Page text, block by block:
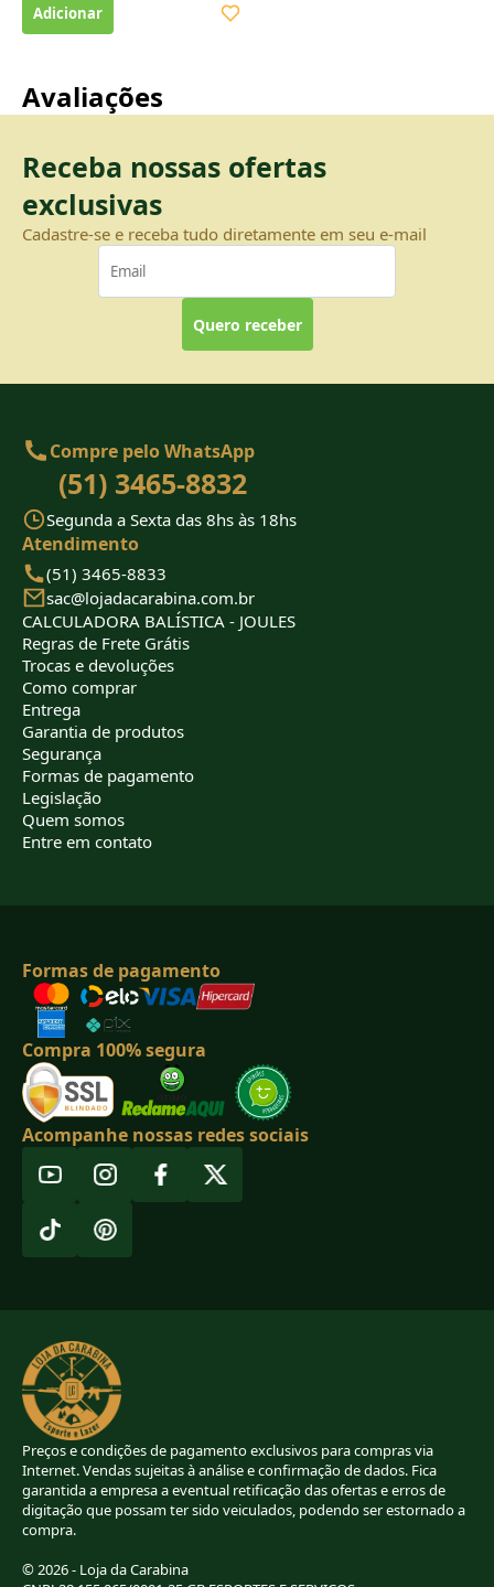
Avaliações
Receba nossas ofertas
exclusivas
Cadastre-se e receba tudo diretamente em seu e-mail
Quero receber
Compre pelo WhatsApp
(51) 3465-8832
Segunda a Sexta das 8hs às 18hs
Atendimento
(51) 3465-8833
sac@lojadacarabina.com.br
CALCULADORA BALÍSTICA - JOULES
Regras de Frete Grátis
Trocas e devoluções
Como comprar
Entrega
Garantia de produtos
Segurança
Formas de pagamento
Legislação
Quem somos
Entre em contato
Formas de pagamento
Compra 100% segura
Acompanhe nossas redes sociais
Preços e condições de pagamento exclusivos para compras via
Internet. Vendas sujeitas à análise e confirmação de dados. Fica
garantida a empresa a eventual retificação das ofertas e erros de
digitação que possam ter sido veiculados, podendo ser estornado a
compra.
© 2026 - Loja da Carabina